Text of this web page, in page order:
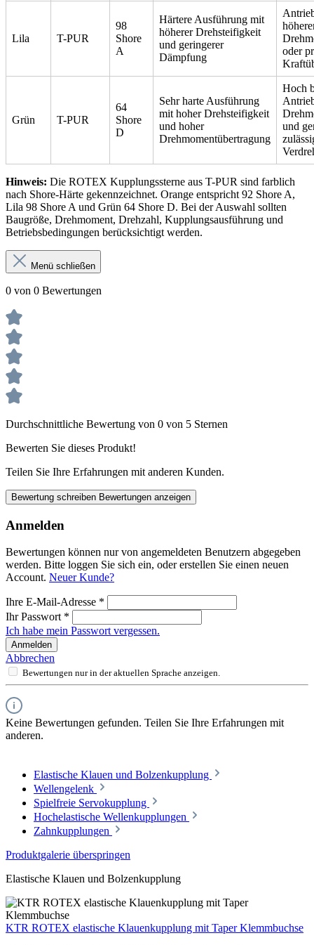
Lila T-PUR
98
Shore
A
Härtere Ausführung mit
höherer Drehsteifigkeit
und geringerer
Dämpfung
oder
Grün T-PUR
64
Shore
D
Sehr harte Ausführung
mit hoher Drehsteifigkeit
und hoher
Drehmomentübertragung
Hoch
und
Hinweis: Die ROTEX Kupplungssterne aus T-PUR sind farblich
nach Shore-Härte gekennzeichnet. Orange entspricht 92 Shore A,
Lila 98 Shore A und Grün 64 Shore D. Bei der Auswahl sollten
Baugröße, Drehmoment, Drehzahl, Kupplungsausführung und
Betriebsbedingungen berücksichtigt werden.
Menü schließen
0 von 0 Bewertungen
Durchschnittliche Bewertung von 0 von 5 Sternen
Bewerten Sie dieses Produkt!
Teilen Sie Ihre Erfahrungen mit anderen Kunden.
Bewertung schreiben Bewertungen anzeigen
Anmelden
Bewertungen können nur von angemeldeten Benutzern abgegeben
werden. Bitte loggen Sie sich ein, oder erstellen Sie einen neuen
Account. Neuer Kunde?
Ihre E-Mail-Adresse *
Ihr Passwort *
Ich habe mein Passwort vergessen.
Anmelden
Abbrechen
Bewertungen nur in der aktuellen Sprache anzeigen.
Keine Bewertungen gefunden. Teilen Sie Ihre Erfahrungen mit
anderen.
Elastische Klauen und Bolzenkupplung
Wellengelenk
Spielfreie Servokupplung
Hochelastische Wellenkupplungen
Zahnkupplungen
Produktgalerie überspringen
Elastische Klauen und Bolzenkupplung
KTR ROTEX elastische Klauenkupplung mit Taper Klemmbuchse